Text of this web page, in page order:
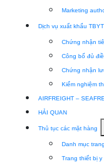
Marketing
Dịch vụ xuất khẩu TBYT
Chứng nhận
Công bố đủ
Chứng nhận
Kiểm nghiệm
AIRFREIGHT –
HẢI QUAN
Thủ tục các mặt hàng
Danh mục
Trang thiết bị y